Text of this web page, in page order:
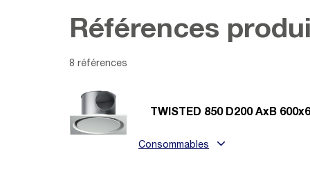
Références
8 références
TWISTED 850 D200 AxB
Consommables